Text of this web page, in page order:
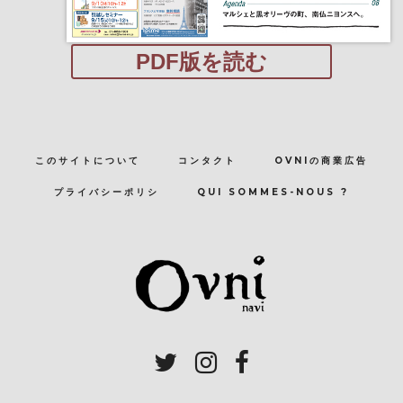
PDF版を読む
このサイトについて コンタクト OVNIの商業広告
プライバシーポリシ QUI SOMMES-NOUS ?